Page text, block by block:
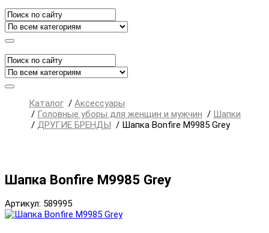
Каталог / Аксессуары
/ Головные уборы для женщин и мужчин / Шапки
/ ДРУГИЕ БРЕНДЫ / Шапка Bonfire M9985 Grey
Шапка Bonfire M9985 Grey
Артикул: 589995